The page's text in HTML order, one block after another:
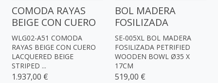
COMODA RAYAS
BEIGE CON CUERO
WLG02-A51 COMODA
RAYAS BEIGE CON CUERO
LACQUERED BEIGE
STRIPED ...
1.937,00 €
BOL MADERA
FOSILIZADA
SE-005XL BOL MADERA
FOSILIZADA PETRIFIED
WOODEN BOWL Ø35 X
17CM
519,00 €